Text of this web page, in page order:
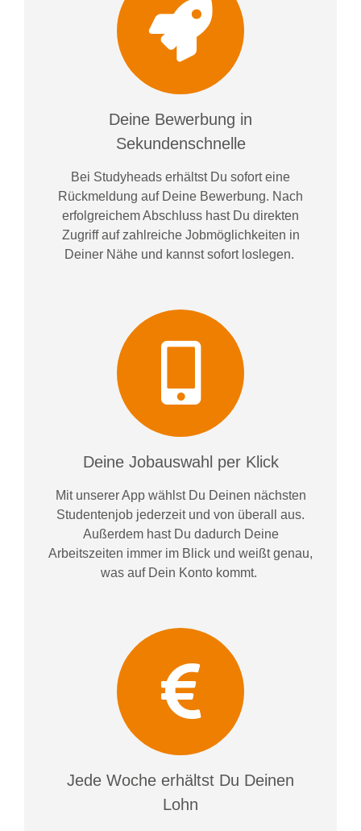
Deine Bewerbung in
Sekundenschnelle
Bei Studyheads erhältst Du sofort eine
Rückmeldung auf Deine Bewerbung. Nach
erfolgreichem Abschluss hast Du direkten
Zugriff auf zahlreiche Jobmöglichkeiten in
Deiner Nähe und kannst sofort loslegen.
Deine Jobauswahl per Klick
Mit unserer App wählst Du Deinen nächsten
Studentenjob jederzeit und von überall aus.
Außerdem hast Du dadurch Deine
Arbeitszeiten immer im Blick und weißtgenau,
was auf Dein Konto kommt.
Jede Woche erhältst Du Deinen
Lohn